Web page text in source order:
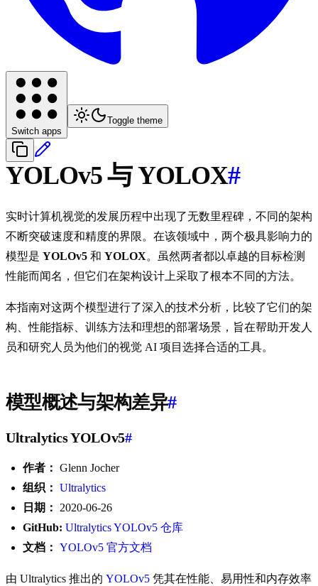
Switch apps
Toggle theme
YOLOv5 与 YOLOX#
实时计算机视觉的发展历程中出现了无数里程碑，不同的架构
不断突破速度和精度的界限。在该领域中，两个极具影响力的
模型是 YOLOv5 和 YOLOX。虽然两者都以卓越的目标检测
性能而闻名，但它们在架构设计上采取了根本不同的方法。
本指南对这两个模型进行了深入的技术分析，比较了它们的架
构、性能指标、训练方法和理想的部署场景，旨在帮助开发人
员和研究人员为他们的视觉 AI 项目选择合适的工具。
模型概述与架构差异#
Ultralytics YOLOv5#
作者： Glenn Jocher
组织： Ultralytics
日期：
2020-06-26
GitHub: Ultralytics YOLOv5 仓库
文档： YOLOv5 官方文档
由 Ultralytics 推出的 YOLOv5 凭其在性能、易用性和内存效率